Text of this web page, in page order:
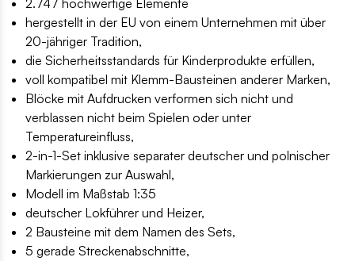
2.747 hochwertige Elemente
hergestellt in der EU von einem Unternehmen mit über
20-jähriger Tradition,
die Sicherheitsstandards für Kinderprodukte erfüllen,
voll kompatibel mit Klemm-Bausteinen anderer Marken,
Blöcke mit Aufdrucken verformen sich nicht und
verblassen nicht beim Spielen oder unter
Temperatureinfluss,
2-in-1-Set inklusive separater deutscher und polnischer
Markierungen zur Auswahl,
Modell im Maßstab 1:35
deutscher Lokführer und Heizer,
2 Bausteine mit dem Namen des Sets,
5 gerade Streckenabschnitte,